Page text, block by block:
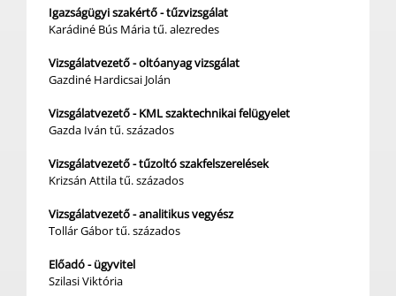
Igazságügyi szakértő - tűzvizsgálat
Karádiné Bús Mária tű. alezredes
Vizsgálatvezető - oltóanyag vizsgálat
Gazdiné Hardicsai Jolán
Vizsgálatvezető - KML szaktechnikai felügyelet
Gazda Iván tű. százados
Vizsgálatvezető - tűzoltó szakfelszerelések
Krizsán Attila tű. százados
Vizsgálatvezető - analitikus vegyész
Tollár Gábor tű. százados
Előadó - ügyvitel
Szilasi Viktória